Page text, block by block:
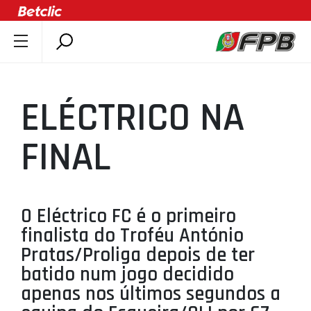
DOCUMENTOS
ÚLTIMAS
COMPETIÇÕES
ASSOCIAÇÕES
AGENTES
AGENDA
SELEÇÕES
MINIBASQUETE
ELÉCTRICO NA
FINAL
O Eléctrico FC é o primeiro
finalista do Troféu António
Pratas/Proliga depois de ter
batido num jogo decidido
apenas nos últimos segundos a